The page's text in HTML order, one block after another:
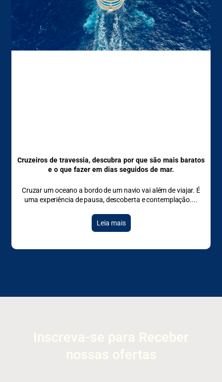
Cruzeiros de travessia, descubra por que são mais baratos
e o que fazer em dias seguidos de mar.
Cruzar um oceano a bordo de um navio vai além de viajar. É
uma experiência de pausa, descoberta e contemplação.
Leia mais